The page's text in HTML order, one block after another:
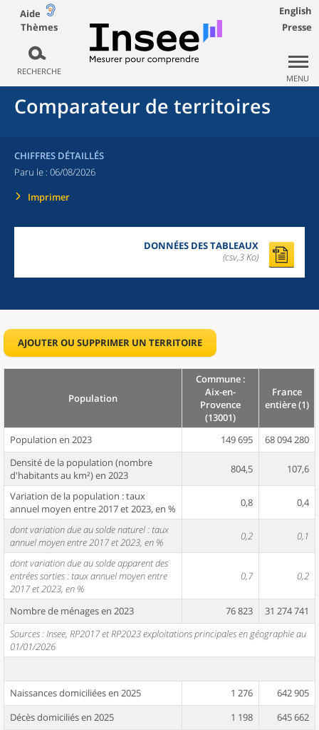
Aide
Thèmes
RECHERCHE
English
Presse
MENU
Comparateur de territoires
CHIFFRES DÉTAILLÉS
Paru le : 06/08/2026
Imprimer
DONNÉES DES TABLEAUX
(csv,3 Ko)
AJOUTER OU SUPPRIMER UN TERRITOIRE
Population
Commune :
Aix-en-
Provence
(13001)
France
entière (1)
Population en 2023 149 695
68 094 280
Densité de la population (nombre
d'habitants au km²) en 2023
804,5 107,6
Variation de la population : taux
annuel moyen entre 2017 et 2023, en %
0,8 0,4
dont variation due au solde naturel : taux
annuel moyen entre 2017 et 2023, en %
0,2 0,1
dont variation due au solde apparent des
entrées sorties : taux annuel moyen entre
2017 et 2023, en %
0,7 0,2
Nombre de ménages en 2023 76 823
31 274 741
Sources : Insee, RP2017 et RP2023 exploitations principales en géographie au
01/01/2026
Naissances domiciliées en 2025 1 276
642 905
Décès domiciliés en 2025
1 198
645 662